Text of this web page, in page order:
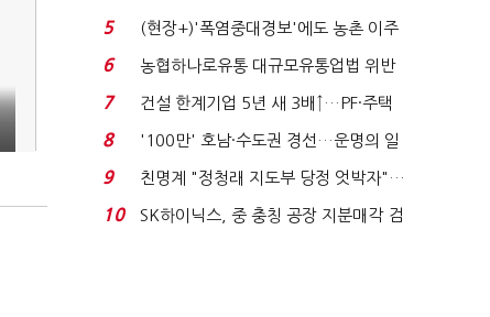
려주는데 우리는 ...
5
(현장+)'폭염중대경보'에도 농촌 이주
노동자는 강행군…'야...
6
농협하나로유통 대규모유통업법 위반
적발…공정위, 과...
7
건설 한계기업 5년 새 3배↑…PF·주택
침체에 재무 ...
8
'100만' 호남·수도권 경선…운명의 일
주일
9
친명계 "정청래 지도부 당정 엇박자"…
친청계 "신천지 오...
10
SK하이닉스, 중 충칭 공장 지분매각 검